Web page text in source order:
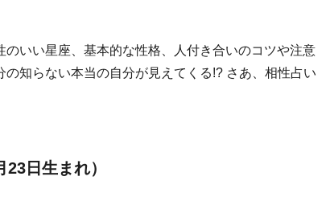
いい星座、基本的な性格、人付き合いのコツや注意
知らない本当の自分が見えてくる!? さあ、相性占い
日生まれ）